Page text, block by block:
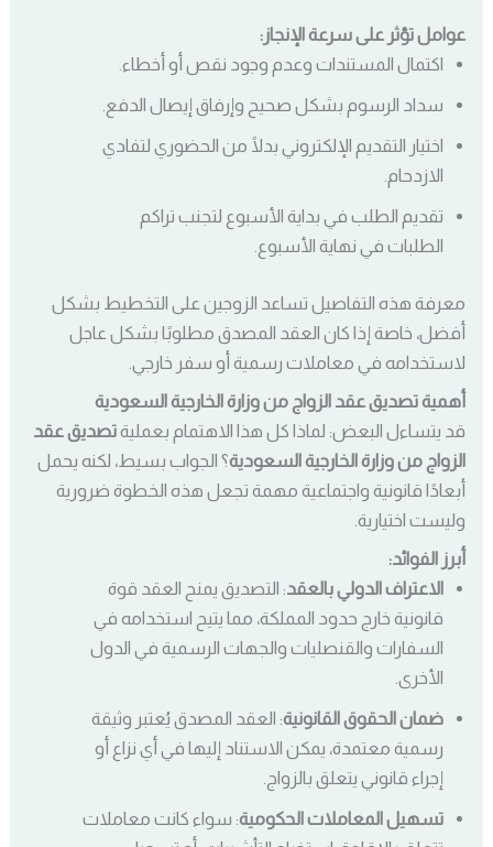
عوامل تؤثر على سرعة الإنجاز:
اكتمال المستندات وعدم وجود نقص أو أخطاء.
سداد الرسوم بشكل صحيح وإرفاق إيصال الدفع.
اختيار التقديم الإلكتروني بدلًا من الحضوري لتفادي
الازدحام.
تقديم الطلب في بداية الأسبوع لتجنب تراكم
الطلبات في نهاية الأسبوع.
معرفة هذه التفاصيل تساعد الزوجين على التخطيط بشكل
أفضل، خاصة إذا كان العقد المصدق مطلوبًا بشكل عاجل
لاستخدامه في معاملات رسمية أو سفر خارجي.
أهمية تصديق عقد الزواج من وزارة الخارجية السعودية
قد يتساءل البعض: لماذا كل هذا الاهتمام بعمليةتصديق عقد
الزواج من وزارة الخارجية السعودية؟ الجواب بسيط، لكنه يحمل
أبعادًا قانونية واجتماعية مهمة تجعل هذه الخطوة ضرورية
وليست اختيارية.
أبرز الفوائد:
الاعتراف الدولي بالعقد: التصديق يمنح العقد قوة
قانونية خارج حدود المملكة، مما يتيح استخدامه في
السفارات والقنصليات والجهات الرسمية في الدول
الأخرى.
ضمان الحقوق القانونية: العقد المصدق يُعتبر وثيقة
رسمية معتمدة، يمكن الاستناد إليها في أي نزاع أو
إجراء قانوني يتعلق بالزواج.
تسهيل المعاملات الحكومية: سواء كانت معاملات